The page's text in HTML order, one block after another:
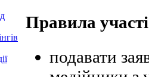
Правила
подавати